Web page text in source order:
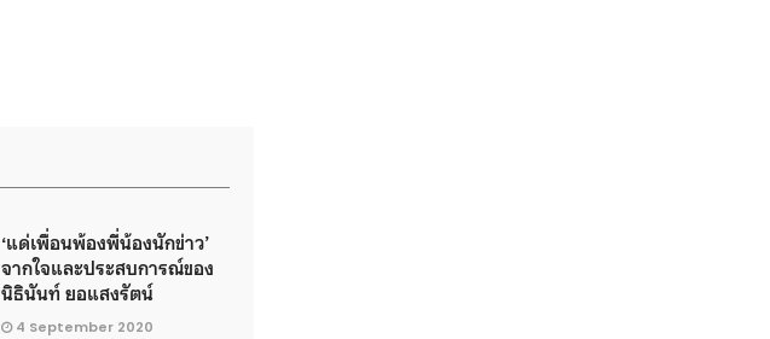
‘แด่เพื่อนพ้องพี่น้องนักข่าว’
จากใจและประสบการณ์ของ
นิธินันท์ ยอแสงรัตน์
4 September 2020